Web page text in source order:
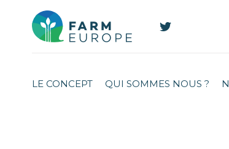
LE CONCEPT QUI SOMMES NOUS ?